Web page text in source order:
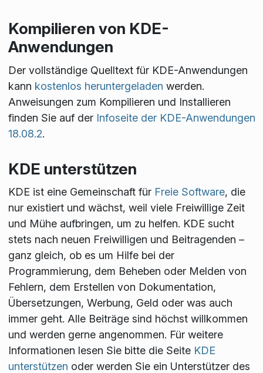
Kompilieren von KDE-
Anwendungen
Der vollständige Quelltext für KDE-Anwendungen
kann kostenlos heruntergeladen werden.
Anweisungen zum Kompilieren und Installieren
finden Sie auf der Infoseite der KDE-Anwendungen
18.08.2.
KDE unterstützen
KDE ist eine Gemeinschaft für Freie Software, die
nur existiert und wächst, weil viele Freiwillige Zeit
und Mühe aufbringen, um zu helfen. KDE sucht
stets nach neuen Freiwilligen und Beitragenden –
ganz gleich, ob es um Hilfe bei der
Programmierung, dem Beheben oder Melden von
Fehlern, dem Erstellen von Dokumentation,
Übersetzungen, Werbung, Geld oder was auch
immer geht. Alle Beiträge sind höchst willkommen
und werden gerne angenommen. Für weitere
Informationen lesen Sie bitte die Seite KDE
unterstützen oder werden Sie ein Unterstützer des